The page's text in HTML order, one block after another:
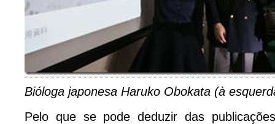
Bióloga japonesa Haruko Obokata (à
Pelo que se pode deduzir das